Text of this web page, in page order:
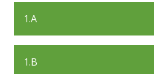
1.A
1.B